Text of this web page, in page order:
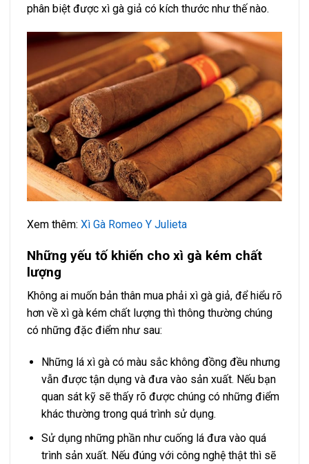
phân biệt được xì gà giả có kích thước như thế nào.
Xem thêm: Xì Gà Romeo Y Julieta
Những yếu tố khiến cho xì gà kém chất
lượng
Không ai muốn bản thân mua phải xì gà giả, để hiểu rõ
hơn về xì gà kém chất lượng thì thông thường chúng
có những đặc điểm như sau:
Những lá xì gà có màu sắc không đồng đều nhưng
vẫn được tận dụng và đưa vào sản xuất. Nếu bạn
quan sát kỹ sẽ thấy rõ được chúng có những điểm
khác thường trong quá trình sử dụng.
Sử dụng những phần như cuống lá đưa vào quá
trình sản xuất. Nếu đúng với công nghệ thật thì sẽ